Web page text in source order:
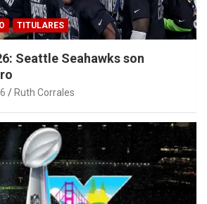
TITULARES
Seattle Seahawks son
Ruth Corrales